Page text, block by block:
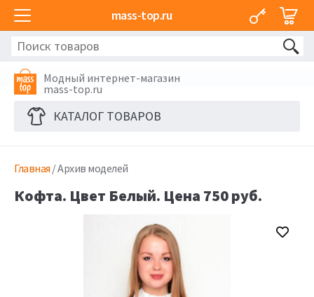
mass-top.ru
Модный интернет-магазин
mass-top.ru
КАТАЛОГ ТОВАРОВ
Главная / Архив моделей
Кофта. Цвет Белый. Цена 750 руб.